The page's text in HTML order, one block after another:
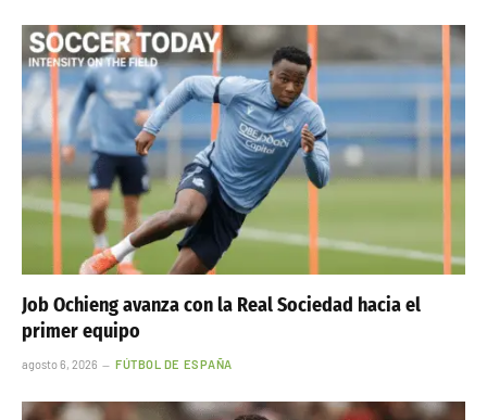
Job Ochieng avanza con la Real Sociedad hacia el
primer equipo
agosto 6, 2026 FÚTBOL DE ESPAÑA